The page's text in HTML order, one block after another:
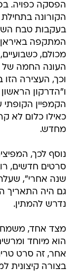
הפסקה כפויה.
הקורונה בתחילת
בעקבות טבח
המתקפה
מכולם,
העונה החמה של
ו"הדרקון
הקמפיין
כאילו כלום לא
מחדש.
נוסף לכך,
שנה אחרי",
גם היה התאריך
נדרש להמתין.
מצד אחד, משמח
הוא מיוחד
אחר, זה סרט
בצורה קיצונית